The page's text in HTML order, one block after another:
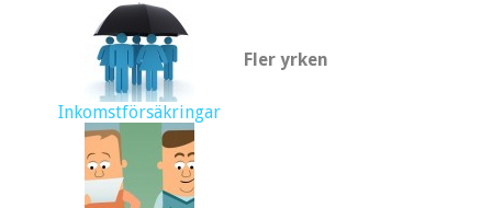
Inkomstförsäkringar
Fler yrken